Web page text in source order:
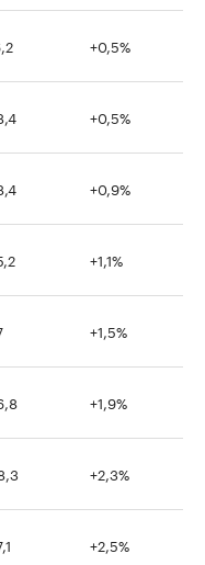
+0,5%
+0,5%
+0,9%
+1,1%
+1,5%
+1,9%
+2,3%
+2,5%